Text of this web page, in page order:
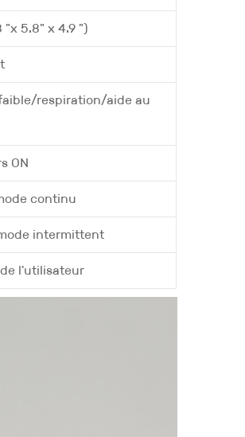
"x 5.8" x 4.9 ")
respiration/aide au
ON
continu
intermittent
l'utilisateur